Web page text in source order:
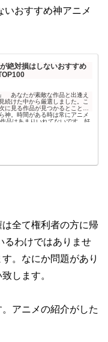
おすすめ神アニメ
絶対損はしないおすすめ
あなたが素敵な作品と出逢え
続けた中から厳選しました。こ
に見る作品が見つかるとことで
神。時間がある時は常にアニメ
品はあまりいれてないです。好
全て権利者の方に帰
るわけではありませ
。なにか問題があり
します。
アニメの紹介がした